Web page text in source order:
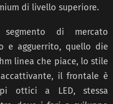
di livello superiore.
di mercato
e agguerrito, quello die
linea che piace, lo stile
il frontale è
ottici a LED, stessa